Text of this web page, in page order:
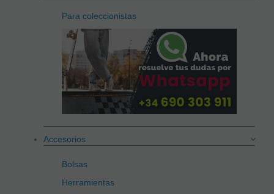
Para coleccionistas
Accesorios
Bolsas
Herramientas